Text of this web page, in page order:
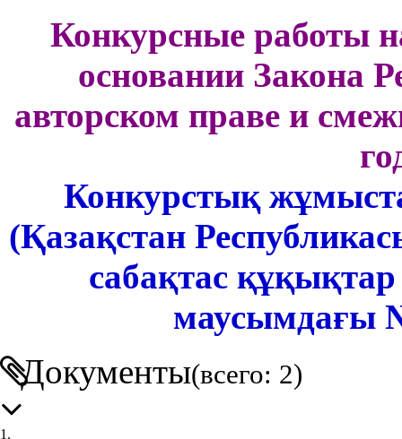
Конкурсные работы
основании Закона
авторском праве и
Конкурстық
(Қазақстан
сабақтас
маусымдағы
Документы(всего: 2)
1.